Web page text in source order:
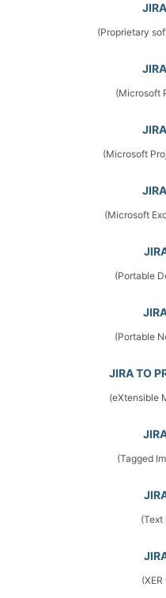
(Proprietary
(Microsoft
(Microsoft
(Microsoft
(Portable
(Portable
JIRA TO
(eXtensible
(Tagged
(Text